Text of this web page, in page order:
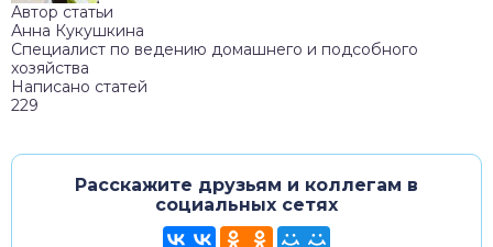
Автор статьи
Анна Кукушкина
Специалист по ведению домашнего и подсобного
хозяйства
Написано статей
229
Расскажите друзьям и коллегам в
социальных сетях